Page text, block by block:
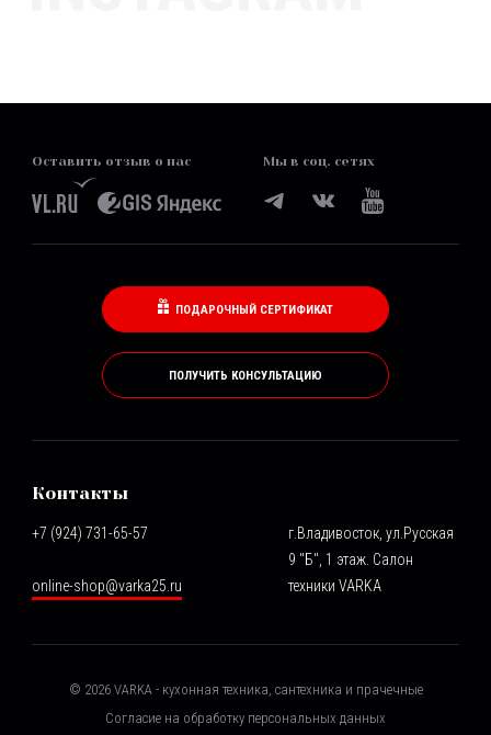
Оставить отзыв о нас Мы в соц. сетях
ПОДАРОЧНЫЙ СЕРТИФИКАТ
ПОЛУЧИТЬ КОНСУЛЬТАЦИЮ
Контакты
+7 (924) 731-65-57
online-shop@varka25.ru
г.Владивосток, ул.Русская
9 "Б", 1 этаж. Салон
техники VARKA
© 2026VARKA - кухонная техника, сантехника и прачечные
Согласие на обработку персональных данных